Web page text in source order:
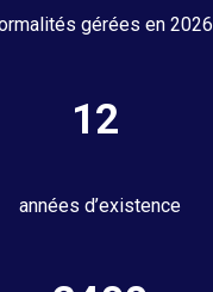
gérées en 2026
12
années d’existence